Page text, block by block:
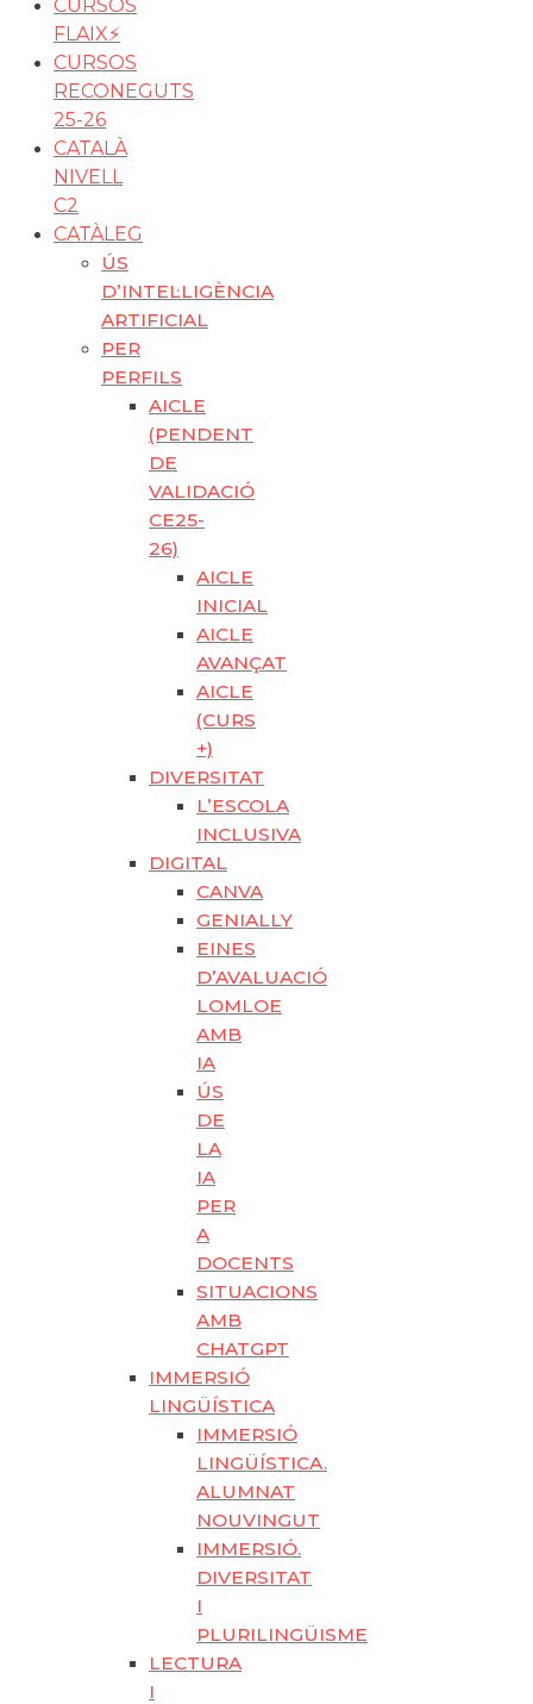
CURSOS
FLAIX⚡️
CURSOS
RECONEGUTS
25-26
CATALÀ
NIVELL
C2
CATÀLEG
ÚS
D’INTEL·LIGÈNCIA
ARTIFICIAL
PER
PERFILS
AICLE
(PENDENT
DE
VALIDACIÓ
CE25-
26)
AICLE
INICIAL
AICLE
AVANÇAT
AICLE
(CURS
+)
DIVERSITAT
L’ESCOLA
INCLUSIVA
DIGITAL
CANVA
GENIALLY
EINES
D’AVALUACIÓ
LOMLOE
AMB
IA
ÚS
DE
LA
IA
PER
A
DOCENTS
SITUACIONS
AMB
CHATGPT
IMMERSIÓ
LINGÜÍSTICA
IMMERSIÓ
LINGÜÍSTICA.
ALUMNAT
NOUVINGUT
IMMERSIÓ.
DIVERSITAT
I
PLURILINGÜISME
LECTURA
I